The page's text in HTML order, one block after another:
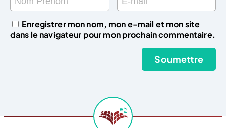
Enregistrer mon nom, mon e-mail et mon site
dans le navigateur pour mon prochain commentaire.